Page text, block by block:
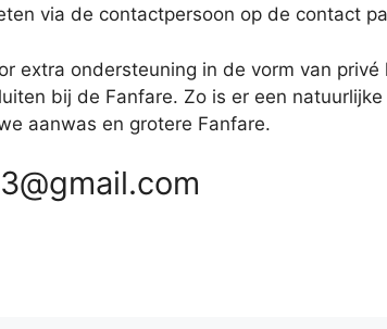
via de contactpersoon op de contact
extra ondersteuning in de vorm van
bij de Fanfare. Zo is er een
aanwas en grotere Fanfare.